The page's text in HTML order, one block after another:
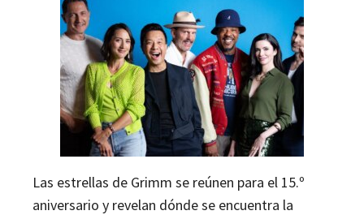
Las estrellas de Grimm se reúnen para el 15.º
aniversario y revelan dónde se encuentra la